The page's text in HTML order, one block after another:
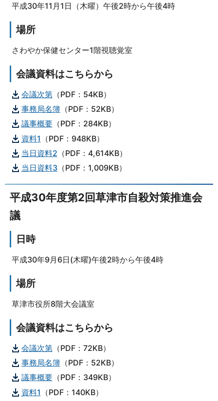
平成30年11月1日（木曜）午後2時から午後4時
場所
さわやか保健センター1階視聴覚室
会議資料はこちらから
会議次第（PDF：54KB）
事務局名簿（PDF：52KB）
議事概要（PDF：284KB）
資料1 （PDF：948KB）
当日資料2 （PDF：4,614KB）
当日資料3（PDF：1,009KB）
平成30年度第2回草津市自殺対策推進会
議
日時
平成30年9月6日(木曜)午後2時から午後4時
場所
草津市役所8階大会議室
会議資料はこちらから
会議次第（PDF：72KB）
事務局名簿（PDF：52KB）
議事概要（PDF：349KB）
資料1 （PDF：140KB）